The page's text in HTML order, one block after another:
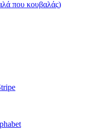
που κουβαλάς)